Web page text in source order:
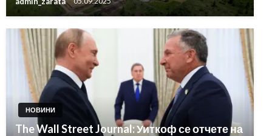
НОВИНИ
The Wall Street Journal: Уиткоф се отчете на